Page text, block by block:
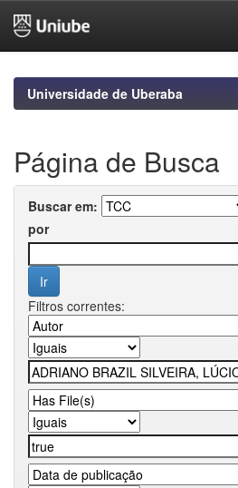
navigationUniversidade de Uberaba
Página de Busca
Buscar em:
por
Filtros correntes: